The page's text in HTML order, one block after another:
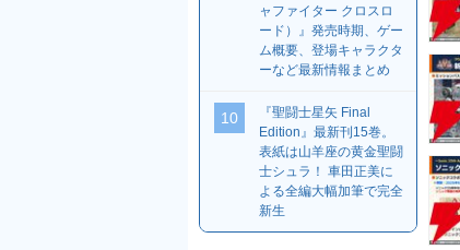
ャファイター クロスロ
ード）』発売時期、ゲー
ム概要、登場キャラクタ
ーなど最新情報まとめ
10
『聖闘士星矢 Final
Edition』最新刊15巻。
表紙は山羊座の黄金聖闘
士シュラ！ 車田正美に
よる全編大幅加筆で完全
新生